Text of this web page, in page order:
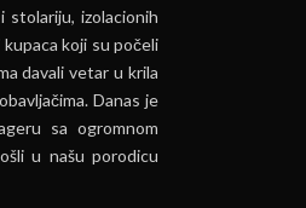
stolariju, izolacionih
koji su počeli
davali vetar u krila
Danas je
sa ogromnom
u našu porodicu